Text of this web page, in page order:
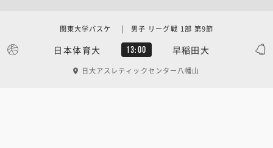
日本体育大 13:00 早稲田大
関東大学バスケ | 男子 リーグ戦 1部 第9節
日大アスレティックセンター八幡山